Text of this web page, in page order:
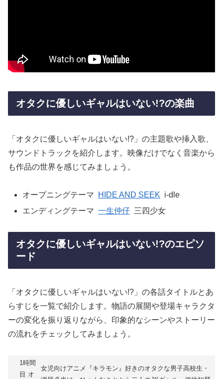
オタクに優しいギャルはいない!?の楽曲
「オタクに優しいギャルはいない!?」の主題歌や挿入歌、
サウンドトラックを紹介します。映像だけでなく音楽から
も作品の世界を感じてみましょう。
オープニングテーマ HIDE AND SEEK i-dle
エンディングテーマ 一生仲仔 三四少女
オタクに優しいギャルはいない!?のエピソ
ード
「オタクに優しいギャルはいない!?」の各話タイトルとあ
らすじを一覧で紹介します。物語の展開や登場キャラクタ
ーの変化を振り返りながら、印象的なシーンやストーリー
の流れをチェックしてみましょう。
1時間
目 オ
女児向けアニメ『キラモン』好きのオタクな男子高校生・